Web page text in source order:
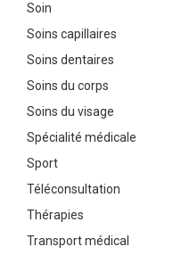
Soin
Soins capillaires
Soins dentaires
Soins du corps
Soins du visage
Spécialité médicale
Sport
Téléconsultation
Thérapies
Transport médical